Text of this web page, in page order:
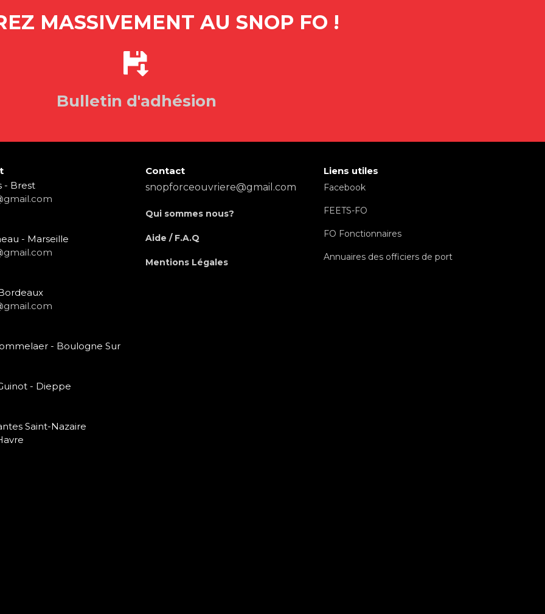
MASSIVEMENT AU SNOP FO !
Bulletin d'adhésion
- Brest
- Marseille
- Boulogne Sur
- Dieppe
Saint-Nazaire
Contact
snopforceouvriere@gmail.com
Qui sommes nous?
Aide / F.A.Q
Mentions Légales
Liens utiles
Facebook
FEETS-FO
FO Fonctionnaires
Annuaires des officiers de port